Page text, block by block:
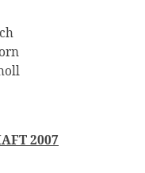
2007